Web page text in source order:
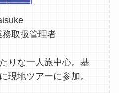
取扱管理者
りな一人旅中心。基
現地ツアーに参加。